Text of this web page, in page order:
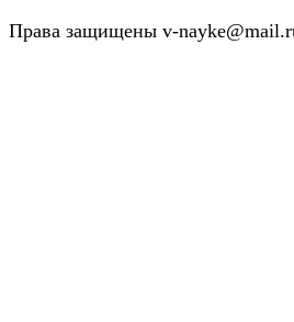
Права защищены v-